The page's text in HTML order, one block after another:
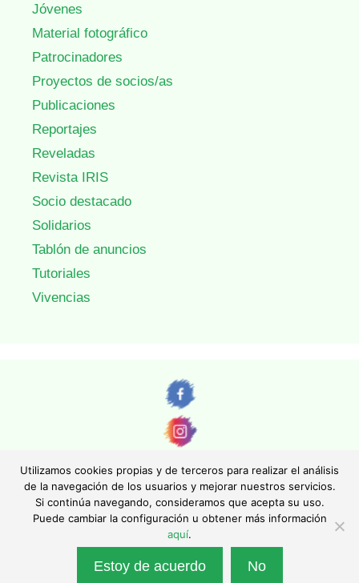
Jóvenes
Material fotográfico
Patrocinadores
Proyectos de socios/as
Publicaciones
Reportajes
Reveladas
Revista IRIS
Socio destacado
Solidarios
Tablón de anuncios
Tutoriales
Vivencias
© AEFONA 2011- 2026 | Todas las imágenes y textos son propiedad de sus
autores. Queda totalmente prohibida su reproducción.
Política de privacidad
Registro Nacional de Asociaciones con el número 130247
Utilizamos cookies propias y de terceros para realizar el análisis
de la navegación de los usuarios y mejorar nuestros servicios.
Si continúa navegando, consideramos que acepta su uso.
Puede cambiar la configuración u obtener más información
aquí.
Estoy de acuerdo No